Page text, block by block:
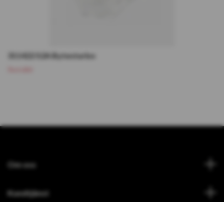
311422 S2A Bytesturbo
Om oss
Kundtjänst